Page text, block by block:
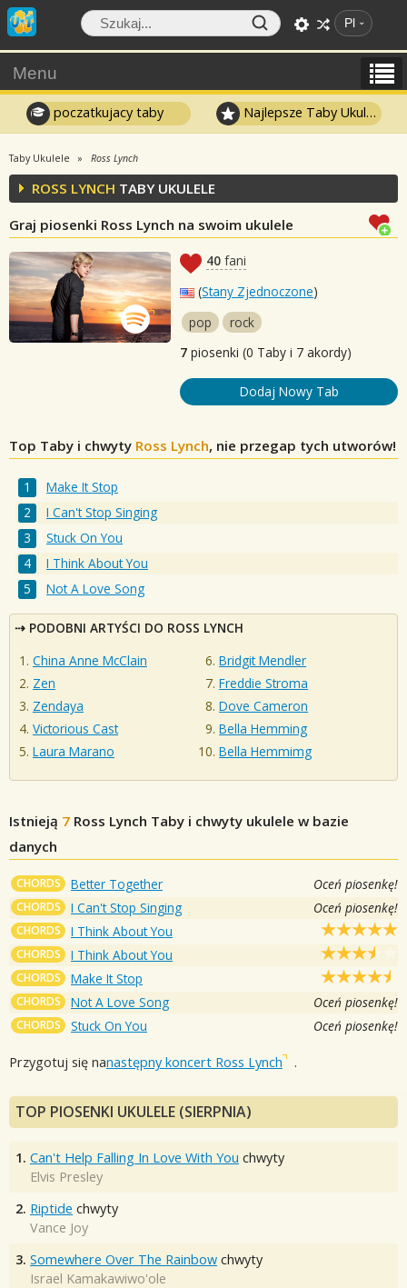
Pl
Menu
poczatkujacy taby Najlepsze Taby Ukulele
Taby Ukulele Ross Lynch
ROSS LYNCH TABY UKULELE
Graj piosenki Ross Lynch na swoim ukulele
40 fani
(Stany Zjednoczone)
pop
rock
7 piosenki (0 Taby i 7 akordy)
Dodaj Nowy Tab
Top Taby i chwyty Ross Lynch, nie przegap tych utworów!
Make It Stop
I Can't Stop Singing
Stuck On You
I Think About You
Not A Love Song
PODOBNI ARTYŚCI DO ROSS LYNCH
China Anne McClain
Zen
Zendaya
Victorious Cast
Laura Marano
Bridgit Mendler
Freddie Stroma
Dove Cameron
Bella Hemming
Bella Hemmimg
Istnieją 7 Ross Lynch Taby i chwyty ukulele w bazie
danych
CHORDS Better Together Oceń piosenkę!
CHORDS I Can't Stop Singing Oceń piosenkę!
CHORDS I Think About You
CHORDS I Think About You
CHORDS Make It Stop
CHORDS Not A Love Song Oceń piosenkę!
CHORDS Stuck On You Oceń piosenkę!
Przygotuj się nanastępny koncert Ross Lynch .
TOP PIOSENKI UKULELE (SIERPNIA)
1. Can't Help Falling In Love With You chwyty
Elvis Presley
2. Riptide chwyty
Vance Joy
3. Somewhere Over The Rainbow chwyty
Israel Kamakawiwo'ole